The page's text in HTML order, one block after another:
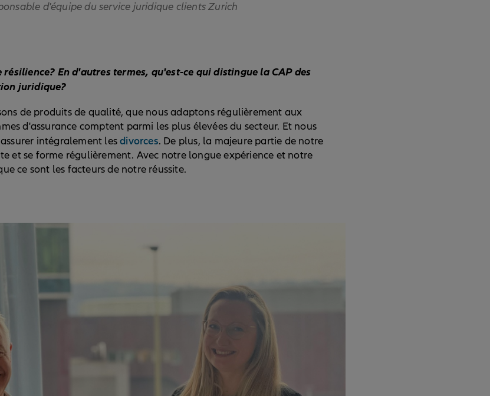
d'équipe du service juridique clients Zurich
En d'autres termes, qu'est-ce qui distingue la CAP des
juridique?
de produits de qualité, que nous adaptons régulièrement aux
d'assurance comptent parmi les plus élevées du secteur. Et nous
intégralement lesdivorces. De plus, la majeure partie de notre
et se forme régulièrement. Avec notre longue expérience et notre
ce sont les facteurs de notre réussite.